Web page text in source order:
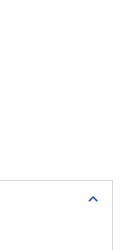
expand_less